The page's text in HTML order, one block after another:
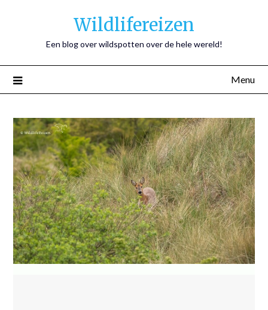
Wildlifereizen
Een blog over wildspotten over de hele wereld!
Menu